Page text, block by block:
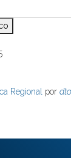
Regional por